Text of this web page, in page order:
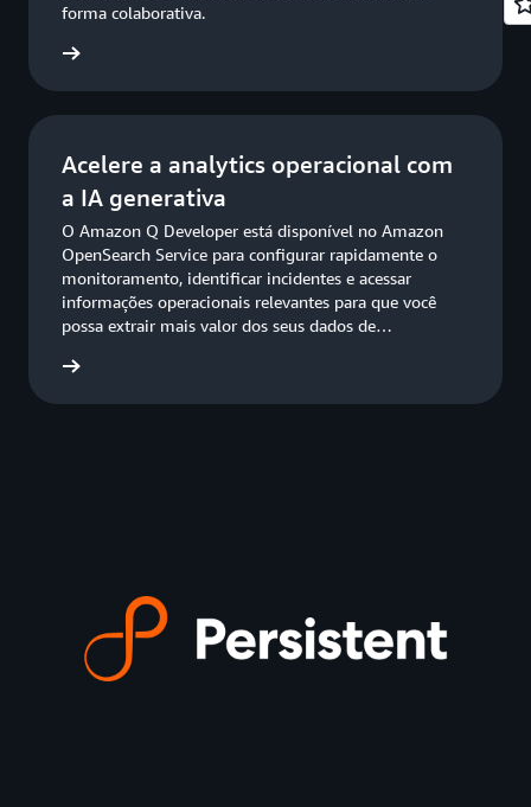
forma colaborativa.
Acelere a analytics operacional com
a IA generativa
O Amazon Q Developer está disponível no Amazon
OpenSearch Service para configurar rapidamente o
monitoramento, identificar incidentes e acessar
informações operacionais relevantes para que você
possa extrair mais valor dos seus dados de